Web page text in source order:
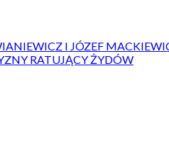
I JÓZEF
RATUJĄCY ŻYDÓW